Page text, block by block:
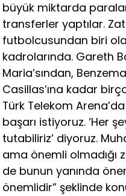
büyük miktarda
transferler yaptılar.
futbolcusundan biri
kadrolarında. Gareth
Maria’sından,
Casillas’ına kadar
Türk Telekom
başarı istiyoruz. ‘Her
tutabiliriz’ diyoruz.
ama önemli olmadığı
de bunun yanında
önemlidir” şeklinde